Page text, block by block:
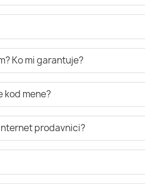
Ko mi garantuje?
kod mene?
prodavnici?